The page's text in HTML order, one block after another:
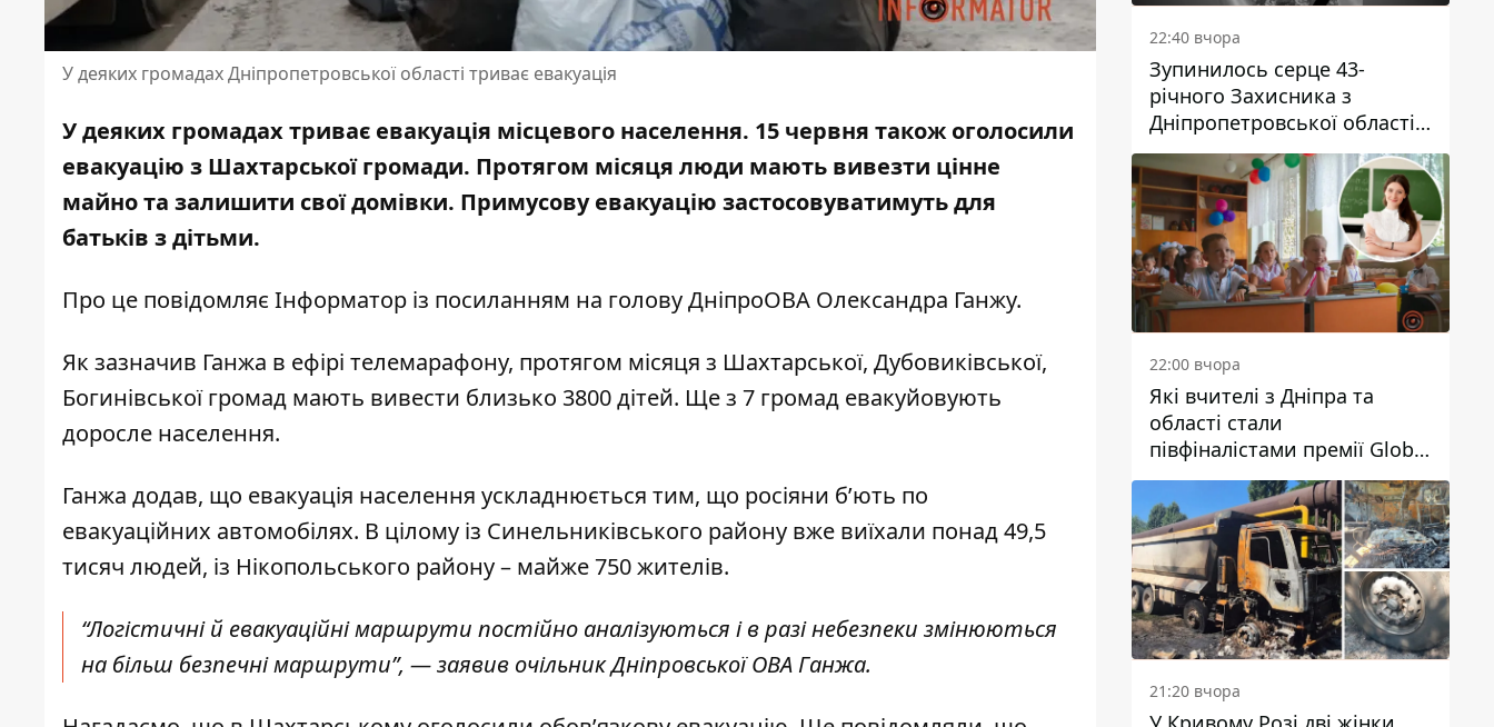
У деяких громадах Дніпропетровської області триває евакуація
У деяких громадах триває евакуація місцевого населення. 15 червня також оголосили
евакуацію з Шахтарської громади. Протягом місяця люди мають вивезти цінне
майно та залишити свої домівки. Примусову евакуацію застосовуватимуть для
батьків з дітьми.
Про це повідомляє Інформатор із посиланням на голову ДніпроОВА Олександра Ганжу.
Як зазначив Ганжа в ефірі телемарафону, протягом місяця з Шахтарської, Дубовиківської,
Богинівської громад мають вивести близько 3800 дітей. Ще з 7 громад евакуйовують
доросле населення.
Ганжа додав, що евакуація населення ускладнюється тим, що росіяни б’ють по
евакуаційних автомобілях. В цілому із Синельниківського району вже виїхали понад 49,5
тисяч людей, із Нікопольського району – майже 750 жителів.
“Логістичні й евакуаційні маршрути постійно аналізуються і в разі небезпеки змінюються
на більш безпечні маршрути”, — заявив очільник Дніпровської ОВА Ганжа.
22:40 вчора
Зупинилось серце 43-
річного Захисника з
Дніпропетровської області
Євгена Зінченка
22:00 вчора
Які вчителі з Дніпра та
області стали
півфіналістами премії Global
Teacher Prize Ukraine 2026
21:20 вчора